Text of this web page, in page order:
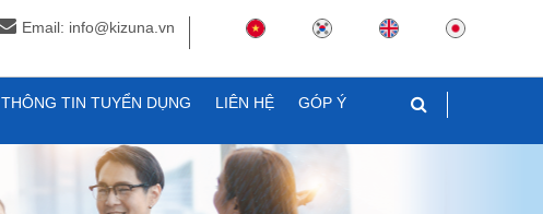
Email: info@kizuna.vn
THÔNG TIN TUYỂN DỤNG LIÊN HỆ GÓP Ý